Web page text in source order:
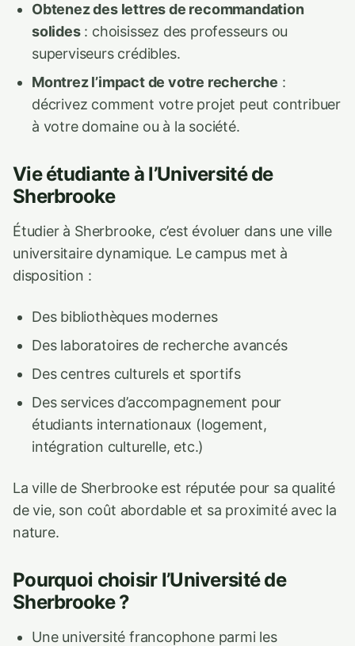
Obtenez des lettres de recommandation
solides: choisissez des professeurs ou
superviseurs crédibles.
Montrez l’impact de votre recherche :
décrivez comment votre projet peut contribuer
à votre domaine ou à la société.
Vie étudiante à l’Université de
Sherbrooke
Étudier à Sherbrooke, c’est évoluer dans une ville
universitaire dynamique. Le campus met à
disposition :
Des bibliothèques modernes
Des laboratoires de recherche avancés
Des centres culturels et sportifs
Des services d’accompagnement pour
étudiants internationaux (logement,
intégration culturelle, etc.)
La ville de Sherbrooke est réputée pour sa qualité
de vie, son coût abordable et sa proximité avec la
nature.
Pourquoi choisir l’Université de
Sherbrooke ?
Une université francophone parmi les